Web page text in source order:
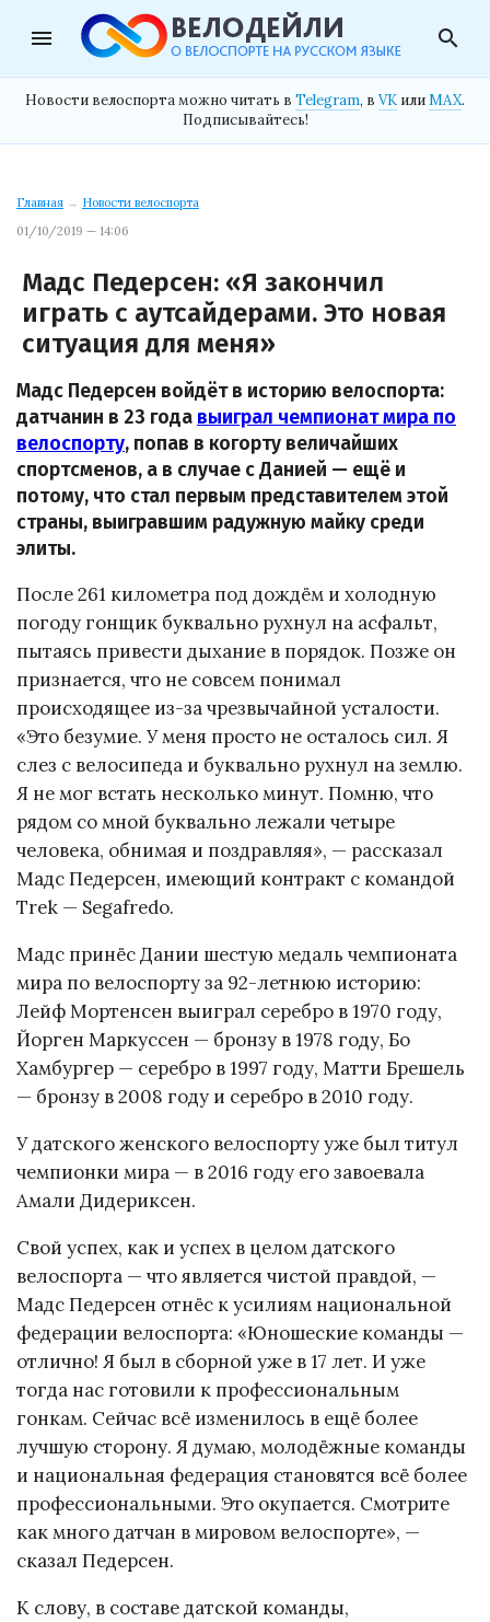
menu search
Новости велоспорта можно читать в Telegram, в VK илиMAX.
Подписывайтесь!
Главная → Новости велоспорта
01/10/2019 — 14:06
Мадс Педерсен: «Я закончил
играть с аутсайдерами. Это новая
ситуация для меня»
Мадс Педерсен войдёт в историю велоспорта:
датчанин в 23 года выиграл чемпионат мира по
велоспорту, попав в когорту величайших
спортсменов, а в случае с Данией — ещё и
потому, что стал первым представителем этой
страны, выигравшим радужную майку среди
элиты.
После 261 километра под дождём и холодную
погоду гонщик буквально рухнул на асфальт,
пытаясь привести дыхание в порядок. Позже он
признается, что не совсем понимал
происходящее из-за чрезвычайной усталости.
«Это безумие. У меня просто не осталось сил. Я
слез с велосипеда и буквально рухнул на землю.
Я не мог встать несколько минут. Помню, что
рядом со мной буквально лежали четыре
человека, обнимая и поздравляя», — рассказал
Мадс Педерсен, имеющий контракт с командой
Trek — Segafredo.
Мадс принёс Дании шестую медаль чемпионата
мира по велоспорту за 92-летнюю историю:
Лейф Мортенсен выиграл серебро в 1970 году,
Йорген Маркуссен — бронзу в 1978 году, Бо
Хамбургер — серебро в 1997 году, Матти Брешель
— бронзу в 2008 году и серебро в 2010 году.
У датского женского велоспорту уже был титул
чемпионки мира — в 2016 году его завоевала
Амали Дидериксен.
Свой успех, как и успех в целом датского
велоспорта — что является чистой правдой, —
Мадс Педерсен отнёс к усилиям национальной
федерации велоспорта: «Юношеские команды —
отлично! Я был в сборной уже в 17 лет. И уже
тогда нас готовили к профессиональным
гонкам. Сейчас всё изменилось в ещё более
лучшую сторону. Я думаю, молодёжные команды
и национальная федерация становятся всё более
профессиональными. Это окупается. Смотрите
как много датчан в мировом велоспорте», —
сказал Педерсен.
К слову, в составе датской команды,